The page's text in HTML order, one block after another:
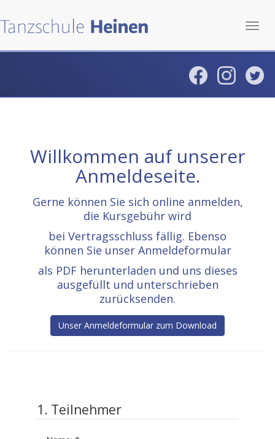
Willkommen auf unserer
Anmeldeseite.
Gerne können Sie sich online anmelden,
die Kursgebühr wird
bei Vertragsschluss fällig. Ebenso
können Sie unser Anmeldeformular
als PDF herunterladen und uns dieses
ausgefüllt und unterschrieben
zurücksenden.
Unser Anmeldeformular zum Download
1. Teilnehmer